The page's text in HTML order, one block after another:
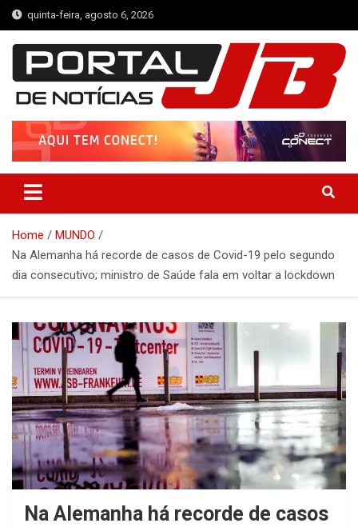
Skip
to
content
quinta-feira, agosto 6, 2026
Portal de Notícias JB
Notícias de Simplício Mendes e Região
Home
MUNDO
Na Alemanha há recorde de casos de Covid-19 pelo segundo
dia consecutivo; ministro de Saúde fala em voltar a lockdown
Na Alemanha há recorde de casos